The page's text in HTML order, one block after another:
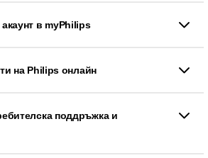
в myPhilips
на Philips онлайн
поддръжка и